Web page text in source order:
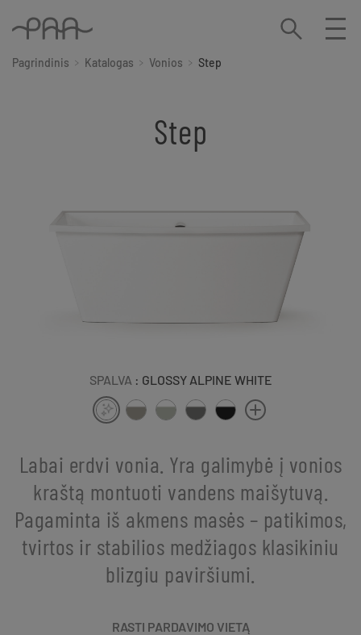
Pagrindinis Katalogas Vonios Step
Step
SPALVA : GLOSSY ALPINE WHITE
Labai erdvi vonia. Yra galimybė į vonios
kraštą montuoti vandens maišytuvą.
Pagaminta iš akmens masės – patikimos,
tvirtos ir stabilios medžiagos klasikiniu
blizgiu paviršiumi.
RASTI PARDAVIMO VIETĄ